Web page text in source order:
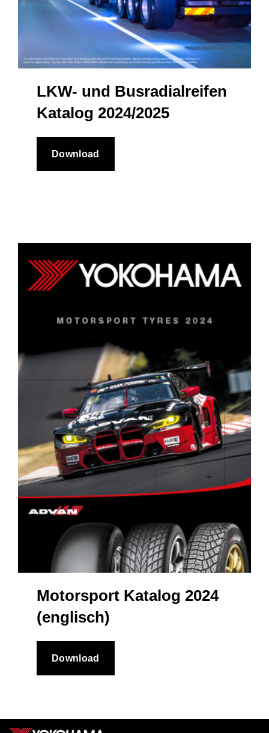
LKW- und Busradialreifen
Katalog 2024/2025
Download
Motorsport Katalog 2024
(englisch)
Download